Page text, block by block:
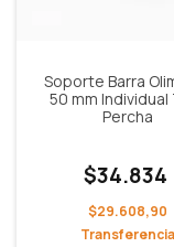
Soporte Barra
50 mm Individual
Percha
$34.834
$29.608,90